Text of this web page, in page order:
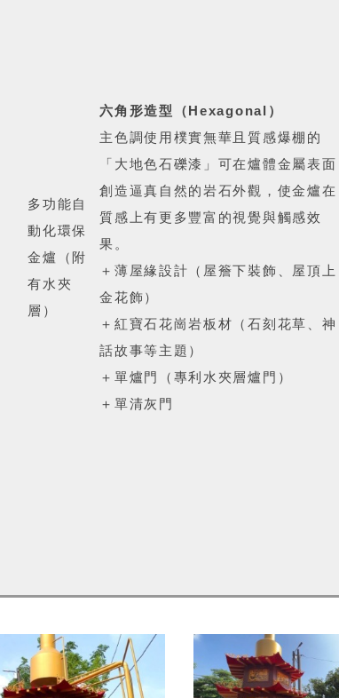
多功能自
動化環保
金爐
（附
有水夾
層）
六角形造型（Hexagonal）
主色調使用樸實無華且質感爆棚的
「大地色石礫漆」可在爐體金屬表面
創造逼真自然的岩石外觀，使金爐在
質感上有更多豐富的視覺與觸感效
果。
＋薄屋緣設計（屋簷下裝飾、屋頂上
金花飾）
＋紅寶石花崗岩板材（石刻花草、神
話故事等主題）
＋單爐門（專利水夾層爐門）
＋單清灰門